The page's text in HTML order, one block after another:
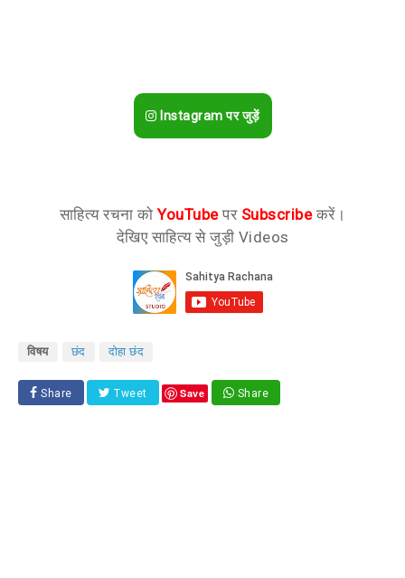
Instagram पर जुड़ें
साहित्य रचना कोYouTubeपर Subscribeकरें।
देखिए साहित्य से जुड़ी Videos
विषय छंद दोहा छंद
Share Tweet Save Share